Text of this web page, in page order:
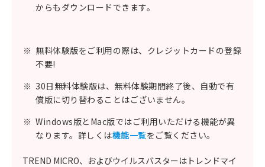
からもダウンロードできます。
※ 無料体験版をご利用の際は、クレジットカードの登録
不要!
※ 30日無料体験版は、無料体験期間終了後、自動で有
償版に切り替わることはございません。
※ Windows版とMac版ではご利用いただける機能が異
なります。詳しくは機能一覧をご覧ください。
TREND MICRO、およびウイルスバスターはトレンドマイ